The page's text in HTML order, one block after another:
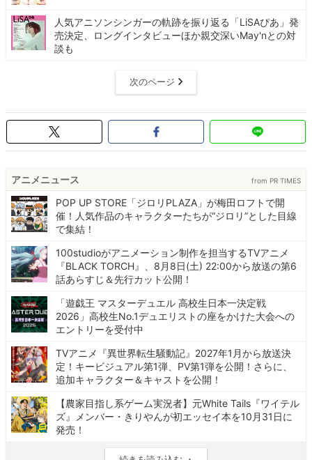
人気アニソンシンガーの軌跡を振り返る「LiSAぴあ」発
売決定、ロングインタビューほか親交深いMay'nとの対
談も
次のページ
アニメニュース from PR TIMES
POP UP STORE「ジロリPLAZA」が梅田ロフトで開
催！人気作品のキャラクターたちが“ジロリ”とした目線
で集結！
100studioがアニメーション制作を担当するTVアニメ
『BLACK TORCH』、8月8日(土) 22:00から放送の第6
話あらすじ＆先行カット公開！
「遊戯王 マスターデュエル 高校生日本一決定戦
2026」高校生No.1デュエリストの座をかけた大会への
エントリーを受付中
TVアニメ『異世界転生騒動記』2027年1月から放送決
定！キービジュアル第1弾、PV第1弾を公開！さらに、
追加キャラクター＆キャストを公開！
【農家目指し系ゲーム実況者】元White Tails『ワイテル
ズ』メンバー・きりやんが初エッセイ本を10月31日に
発売！